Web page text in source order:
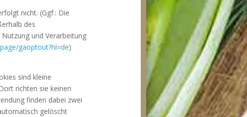
nicht. (Ggf.: Die
des
und Verarbeitung
gaoptout?hl=de)
sind kleine
richten sie keinen
finden dabei zwei
gelöscht